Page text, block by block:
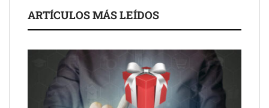
Innovación en medicina estética: el avance de los exosomas en
ARTÍCULOS MÁS LEÍDOS